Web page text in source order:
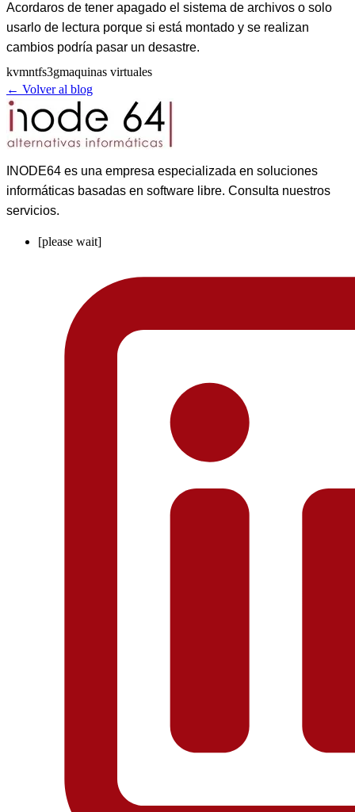
Acordaros de tener apagado el sistema de archivos o solo
usarlo de lectura porque si está montado y se realizan
cambios podría pasar un desastre.
kvmntfs3gmaquinas virtuales
← Volver al blog
INODE64 es una empresa especializada en soluciones
informáticas basadas en software libre. Consulta nuestros
servicios.
[please wait]